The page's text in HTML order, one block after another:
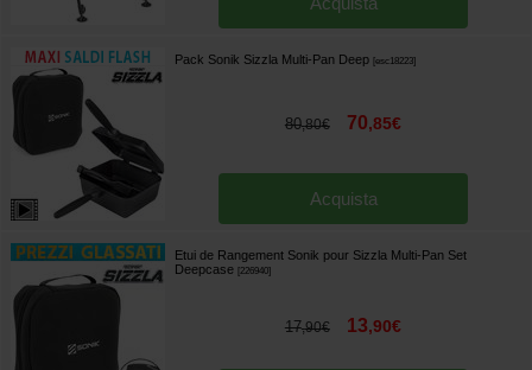
Pack Sonik Sizzla Multi-Pan Deep [esc18223]
80,80€ 70,85€
Acquista
Etui de Rangement Sonik pour Sizzla Multi-Pan Set
Deepcase
226940]
17,90€ 13,90€